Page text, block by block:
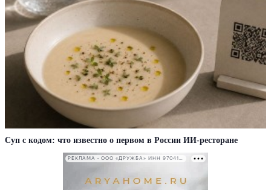
Суп с кодом: что известно о первом в России ИИ-ресторане
РЕКЛАМА • ООО «ДРУЖБА» ИНН 9704146411